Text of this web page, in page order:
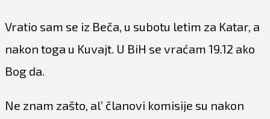
Vratio sam se iz Beča, u subotu letim za Katar, a
nakon toga u Kuvajt. U BiH se vraćam 19.12 ako
Bog da.
Ne znam zašto, al’ članovi komisije su nakon